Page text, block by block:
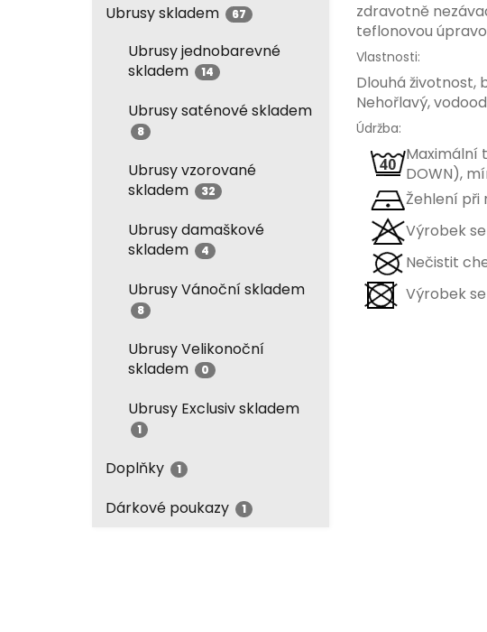
Ubrusy skladem 67
Ubrusy jednobarevné
skladem
14
Ubrusy saténové skladem
8
Ubrusy vzorované
skladem
32
Ubrusy damaškové
skladem
4
Ubrusy Vánoční skladem
8
Ubrusy Velikonoční
skladem
0
Ubrusy Exclusiv skladem
1
Doplňky 1
Dárkové poukazy 1
zdravotně
teflonovou
Vlastnosti:
Dlouhá životnost,
Nehořlavý,
Údržba:
Maximální
DOWN),
Žehlení při
Výrobek
Nečistit
Výrobek